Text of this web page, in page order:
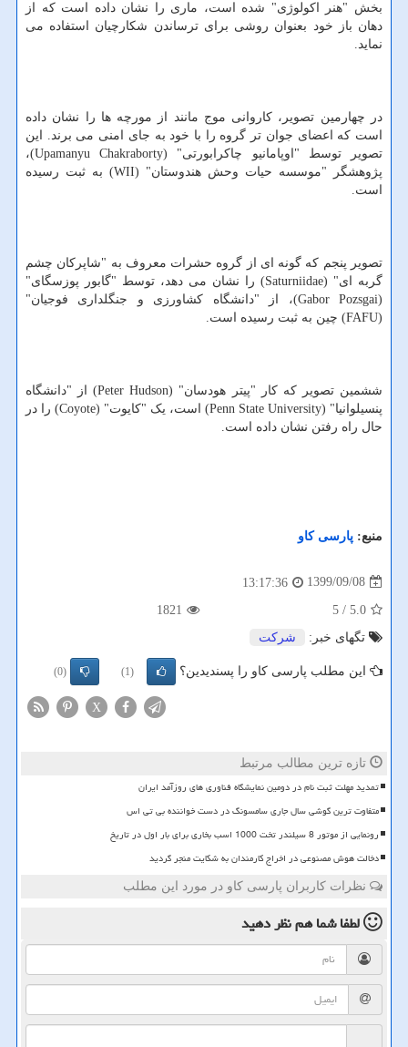
بخش "هنر اکولوژی" شده است، ماری را نشان داده است که از
دهان باز خود بعنوان روشی برای ترساندن شکارچیان استفاده می
نماید.
در چهارمین تصویر، کاروانی موج مانند از مورچه ها را نشان داده
است که اعضای جوان تر گروه را با خود به جای امنی می برند. این
تصویر توسط "اوپامانیو چاکرابورتی" (Upamanyu Chakraborty)،
پژوهشگر "موسسه حیات وحش هندوستان" (WII) به ثبت رسیده
است.
تصویر پنجم که گونه ای از گروه حشرات معروف به "شاپرکان چشم
گربه ای" (Saturniidae) را نشان می دهد، توسط "گابور پوزسگای"
(Gabor Pozsgai)، از "دانشگاه کشاورزی و جنگلداری فوجیان"
(FAFU) چین به ثبت رسیده است.
ششمین تصویر که کار "پیتر هودسان" (Peter Hudson) از "دانشگاه
پنسیلوانیا" (Penn State University) است، یک "کایوت" (Coyote) را در
حال راه رفتن نشان داده است.
منبع: پارسی كاو
1399/09/08
13:17:36
5.0
/ 5
1821
تگهای خبر:
شركت
این مطلب پارسی کاو را پسندیدین؟ (1)
(0)
X
تازه ترین مطالب مرتبط
تمدید مهلت ثبت نام در دومین نمایشگاه فناوری های روزآمد ایران
متفاوت ترین گوشی سال جاری سامسونگ در دست خواننده بی تی اس
رونمایی از موتور 8 سیلندر تخت 1000 اسب بخاری برای بار اول در تاریخ
دخالت هوش مصنوعی در اخراج کارمندان به شکایت منجر گردید
نظرات کاربران پارسی کاو در مورد این مطلب
لطفا شما همنظر دهید